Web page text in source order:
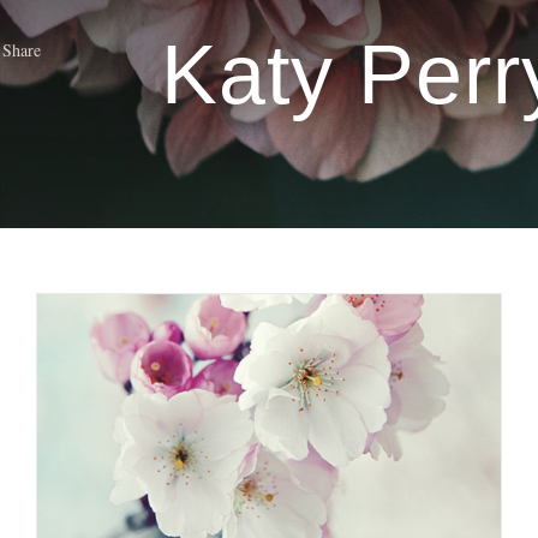
Katy
Katy Perry e le
informazioni finanziarie
Beauty Case
Share